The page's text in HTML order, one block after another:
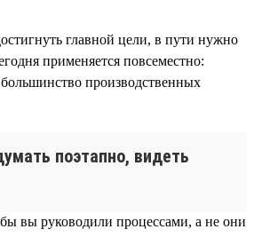
главной цели, в пути нужно
применяется повсеместно:
производственных
поэтапно, видеть
вы руководили процессами, а не они